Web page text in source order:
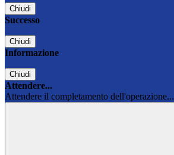
Chiudi
Successo
Chiudi
Informazione
Chiudi
Attendere...
Attendere il completamento dell'operazione...